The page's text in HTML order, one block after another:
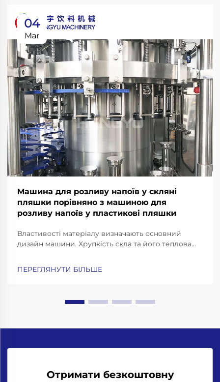
04
Mar
Машина для розливу напоїв у скляні
пляшки порівняно з машиною для
розливу напоїв у пластикові пляшки
Властивості матеріалу визначають основний
дизайн машини. Хрупкість скла та його теплова
амортизацією ударів та прецизійні захоплювачі
ПЕРЕГЛЯНУТИ БІЛЬШЕ
Отримати безкоштовну